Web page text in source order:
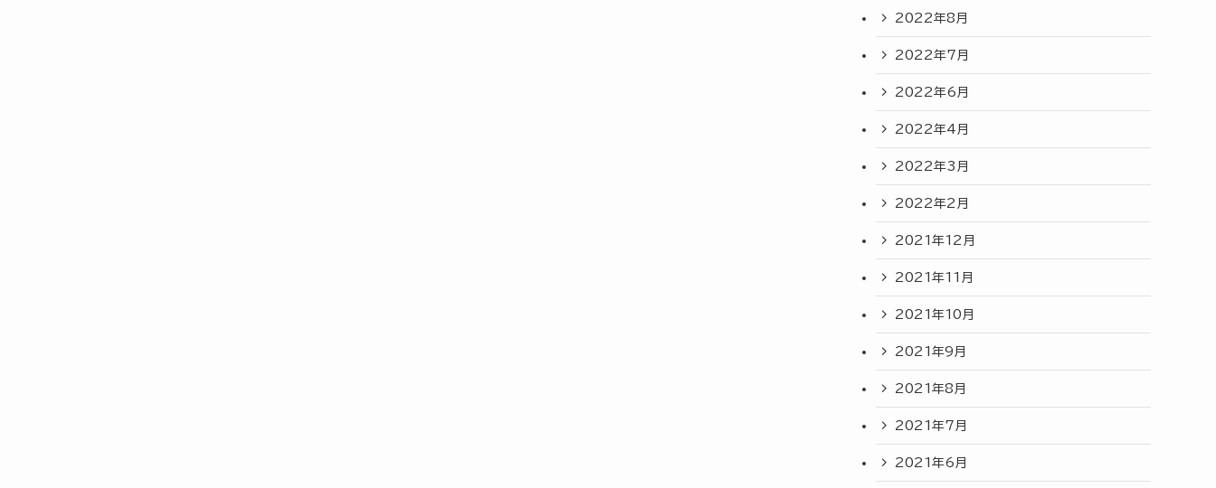
2022年8月
2022年7月
2022年6月
2022年4月
2022年3月
2022年2月
2021年12月
2021年11月
2021年10月
2021年9月
2021年8月
2021年7月
2021年6月